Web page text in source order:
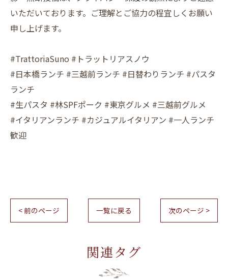
いただいております。ご理解とご協力の程宜しくお願い
申し上げます。
#TrattoriaSuno #トラットリアスノウ
#日本橋ランチ #三越前ランチ #日替わりランチ #パスタ
ランチ
#生パスタ #林SPFポーク #東京グルメ #三越前グルメ
#イタリアンランチ #カジュアルイタリアン #一人ランチ
歓迎
< 前のページ 一覧に戻る 次のページ >
関連タグ